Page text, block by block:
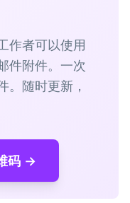
作者可以使用
件附件。一次
。随时更新，
码 →